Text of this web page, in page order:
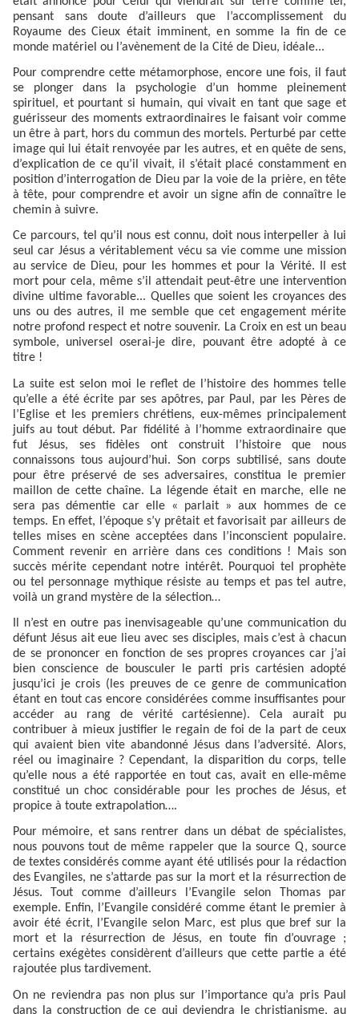
pensant sans doute d’ailleurs que l’accomplissement du
Royaume des Cieux était imminent, en somme la fin de ce
monde matériel ou l’avènement de la Cité de Dieu, idéale...
Pour comprendre cette métamorphose, encore une fois, il faut
se plonger dans la psychologie d’un homme pleinement
spirituel, et pourtant si humain, qui vivait en tant que sage et
guérisseur des moments extraordinaires le faisant voir comme
un être à part, hors du commun des mortels. Perturbé par cette
image qui lui était renvoyée par les autres, et en quête de sens,
d’explication de ce qu’il vivait, il s’était placé constamment en
position d’interrogation de Dieu par la voie de la prière, en tête
à tête, pour comprendre et avoir un signe afin de connaître le
chemin à suivre.
Ce parcours, tel qu’il nous est connu, doit nous interpeller à lui
seul car Jésus a véritablement vécu sa vie comme une mission
au service de Dieu, pour les hommes et pour la Vérité. Il est
mort pour cela, même s’il attendait peut-être une intervention
divine ultime favorable... Quelles que soient les croyances des
uns ou des autres, il me semble que cet engagement mérite
notre profond respect et notre souvenir. La Croix en est un beau
symbole, universel oserai-je dire, pouvant être adopté à ce
titre !
La suite est selon moi le reflet de l’histoire des hommes telle
qu’elle a été écrite par ses apôtres, par Paul, par les Pères de
l’Eglise et les premiers chrétiens, eux-mêmes principalement
juifs au tout début. Par fidélité à l’homme extraordinaire que
fut Jésus, ses fidèles ont construit l’histoire que nous
connaissons tous aujourd’hui. Son corps subtilisé, sans doute
pour être préservé de ses adversaires, constitua le premier
maillon de cette chaîne. La légende était en marche, elle ne
sera pas démentie car elle « parlait » aux hommes de ce
temps. En effet, l’époque s’y prêtait et favorisait par ailleurs de
telles mises en scène acceptées dans l’inconscient populaire.
Comment revenir en arrière dans ces conditions ! Mais son
succès mérite cependant notre intérêt. Pourquoi tel prophète
ou tel personnage mythique résiste au temps et pas tel autre,
voilà un grand mystère de la sélection…
Il n’est en outre pas inenvisageable qu’une communication du
défunt Jésus ait eue lieu avec ses disciples, mais c’est à chacun
de se prononcer en fonction de ses propres croyances car j’ai
bien conscience de bousculer le parti pris cartésien adopté
jusqu’ici je crois (les preuves de ce genre de communication
étant en tout cas encore considérées comme insuffisantes pour
accéder au rang de vérité cartésienne). Cela aurait pu
contribuer à mieux justifier le regain de foi de la part de ceux
qui avaient bien vite abandonné Jésus dans l’adversité. Alors,
réel ou imaginaire ? Cependant, la disparition du corps, telle
qu’elle nous a été rapportée en tout cas, avait en elle-même
constitué un choc considérable pour les proches de Jésus, et
propice à toute extrapolation….
Pour mémoire, et sans rentrer dans un débat de spécialistes,
nous pouvons tout de même rappeler que la source Q, source
de textes considérés comme ayant été utilisés pour la rédaction
des Evangiles, ne s’attarde pas sur la mort et la résurrection de
Jésus. Tout comme d’ailleurs l’Evangile selon Thomas par
exemple. Enfin, l’Evangile considéré comme étant le premier à
avoir été écrit, l’Evangile selon Marc, est plus que bref sur la
mort et la résurrection de Jésus, en toute fin d’ouvrage ;
certains exégètes considèrent d’ailleurs que cette partie a été
rajoutée plus tardivement.
On ne reviendra pas non plus sur l’importance qu’a pris Paul
dans la construction de ce qui deviendra le christianisme, au